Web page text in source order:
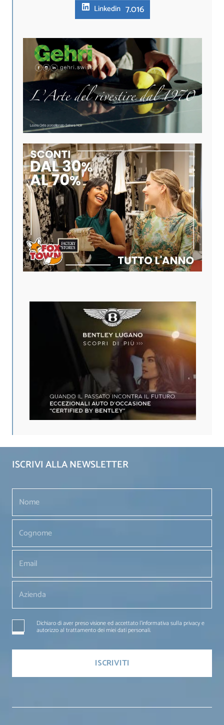
Linkedin 7.016
ISCRIVI ALLA NEWSLETTER
Dichiaro di aver preso visione ed accettato l'informativa sulla privacy e
autorizzo al trattamento dei miei dati personali.